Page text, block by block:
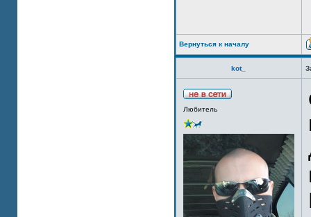
Вернуться к началу
kot_
Любитель